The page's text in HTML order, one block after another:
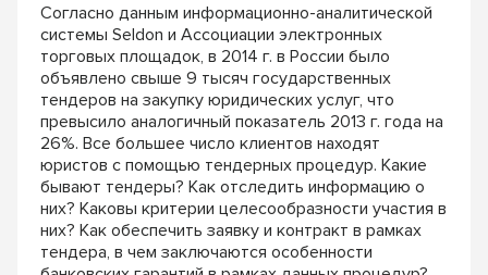
Согласно данным информационно-аналитической
системы Seldon и Ассоциации электронных
торговых площадок, в 2014 г. в России было
объявлено свыше 9 тысяч государственных
тендеров на закупку юридических услуг, что
превысило аналогичный показатель 2013 г. года на
26%. Все большее число клиентов находят
юристов с помощью тендерных процедур. Какие
бывают тендеры? Как отследить информацию о
них? Каковы критерии целесообразности участия в
них? Как обеспечить заявку и контракт в рамках
тендера, в чем заключаются особенности